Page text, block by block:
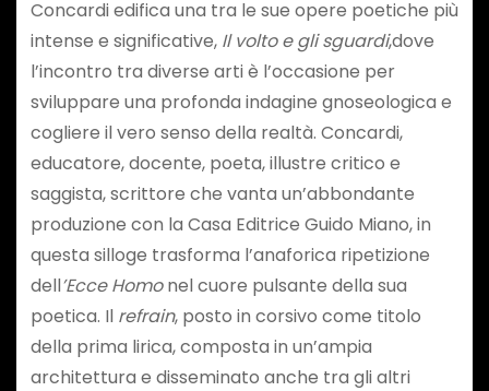
Concardi edifica una tra le sue opere poetiche più
intense e significative, Il volto e gli sguardi,dove
l’incontro tra diverse arti è l’occasione per
sviluppare una profonda indagine gnoseologica e
cogliere il vero senso della realtà. Concardi,
educatore, docente, poeta, illustre critico e
saggista, scrittore che vanta un’abbondante
produzione con la Casa Editrice Guido Miano, in
questa silloge trasforma l’anaforica ripetizione
dell’Ecce Homonel cuore pulsante della sua
poetica. Il refrain, posto in corsivo come titolo
della prima lirica, composta in un’ampia
architettura e disseminato anche tra gli altri